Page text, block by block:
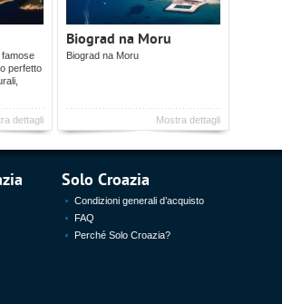
famose
perfetto
dettagli
Biograd na Moru
Biograd na Moru
Mostra dettagli
Solo Croazia
Condizioni generali d’acquisto
FAQ
Perché Solo Croazia?